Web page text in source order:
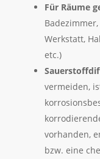
Für Räume
Werkstatt,
etc.)
vermeiden,
vorhanden,
bzw. eine